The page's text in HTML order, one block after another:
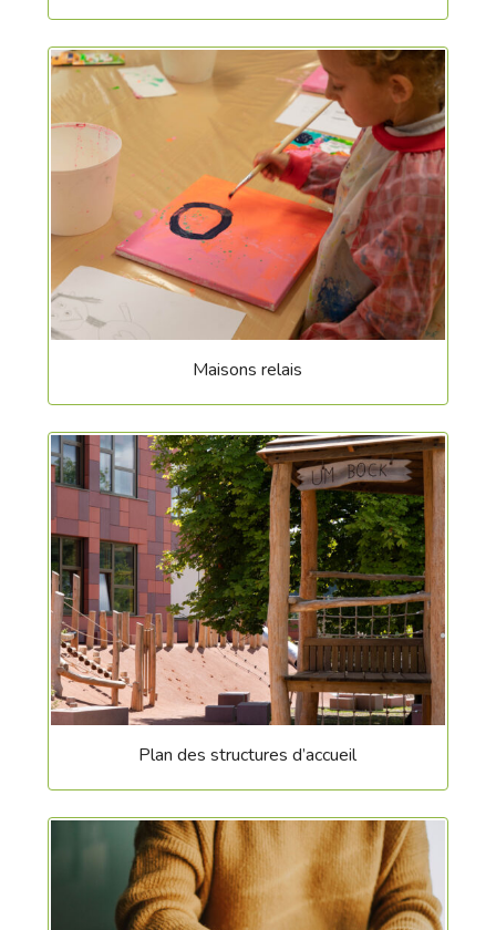
Maisons relais
Plan des structures d’accueil